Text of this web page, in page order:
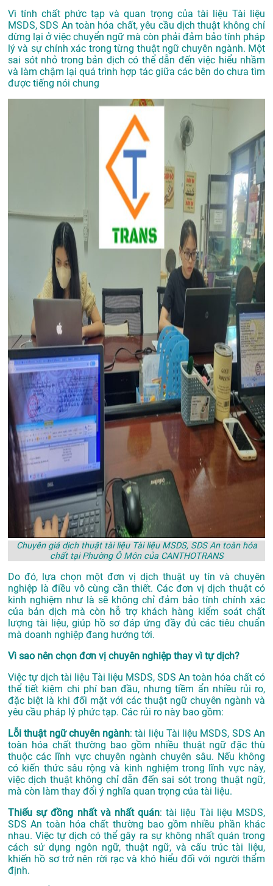
Vì tính chất phức tạp và quan trọng của tài liệu Tài liệu
MSDS, SDS An toàn hóa chất, yêu cầu dịch thuật không chỉ
dừng lại ở việc chuyển ngữ mà còn phải đảm bảo tính pháp
lý và sự chính xác trong từng thuật ngữ chuyên ngành. Một
sai sót nhỏ trong bản dịch có thể dẫn đến việc hiểu nhầm
và làm chậm lại quá trình hợp tác giữa các bên do chưa tìm
được tiếng nói chung
Chuyên giá dịch thuật tài liệu Tài liệu MSDS, SDS An toàn hóa
chất tại Phường Ô Môn của CANTHOTRANS
Do đó, lựa chọn một đơn vị dịch thuật uy tín và chuyên
nghiệp là điều vô cùng cần thiết. Các đơn vị dịch thuật có
kinh nghiệm như là sẽ không chỉ đảm bảo tính chính xác
của bản dịch mà còn hỗ trợ khách hàng kiểm soát chất
lượng tài liệu, giúp hồ sơ đáp ứng đầy đủ các tiêu chuẩn
mà doanh nghiệp đang hướng tới.
Vì sao nên chọn đơn vị chuyên nghiệp thay vì tự dịch?
Việc tự dịch tài liệu Tài liệu MSDS, SDS An toàn hóa chất có
thể tiết kiệm chi phí ban đầu, nhưng tiềm ẩn nhiều rủi ro,
đặc biệt là khi đối mặt với các thuật ngữ chuyên ngành và
yêu cầu pháp lý phức tạp. Các rủi ro này bao gồm:
Lỗi thuật ngữ chuyên ngành: tài liệu Tài liệu MSDS, SDS An
toàn hóa chất thường bao gồm nhiều thuật ngữ đặc thù
thuộc các lĩnh vực chuyên ngành chuyên sâu. Nếu không
có kiến thức sâu rộng và kinh nghiệm trong lĩnh vực này,
việc dịch thuật không chỉ dẫn đến sai sót trong thuật ngữ,
mà còn làm thay đổi ý nghĩa quan trọng của tài liệu.
Thiếu sự đồng nhất và nhất quán: tài liệu Tài liệu MSDS,
SDS An toàn hóa chất thường bao gồm nhiều phần khác
nhau. Việc tự dịch có thể gây ra sự không nhất quán trong
cách sử dụng ngôn ngữ, thuật ngữ, và cấu trúc tài liệu,
khiến hồ sơ trở nên rời rạc và khó hiểu đối với người thẩm
định.